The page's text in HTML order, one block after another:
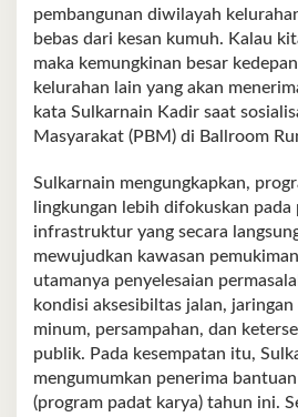
pembangunan diwilayah
bebas dari kesan kumuh. Kalau
maka kemungkinan besar
kelurahan lain yang akan
kata Sulkarnain Kadir saat
Masyarakat (PBM) di Ballroom
Sulkarnain mengungkapkan,
lingkungan lebih difokuskan pada
infrastruktur yang secara
mewujudkan kawasan
utamanya penyelesaian
kondisi aksesibiltas jalan,
minum, persampahan, dan
publik. Pada kesempatan itu,
mengumumkan penerima
(program padat karya) tahun ini.